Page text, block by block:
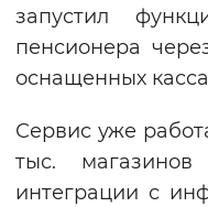
запустил
пенсионера
оснащенных
Сервис уже
тыс.
интеграции с